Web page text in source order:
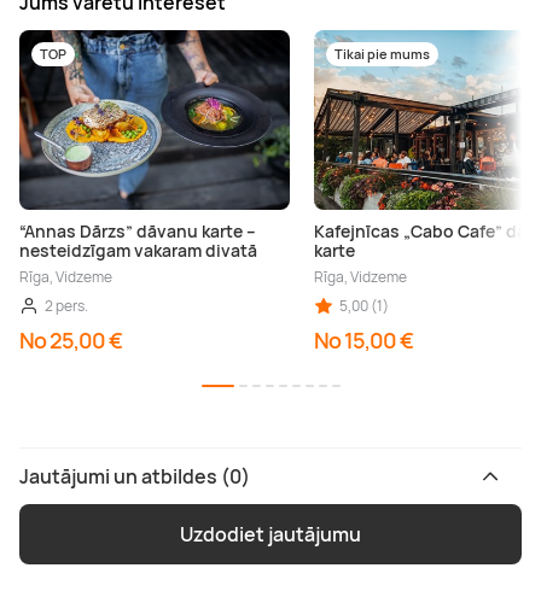
TOP
“Annas Dārzs” dāvanu karte –
nesteidzīgam vakaram divatā
Rīga, Vidzeme
2 pers.
No 25,00 €
Tikai pie mums
Kafejnīcas „Cabo Cafe”
karte
Rīga, Vidzeme
5,00 (1)
No 15,00 €
Jautājumi un atbildes (0)
Uzdodiet jautājumu